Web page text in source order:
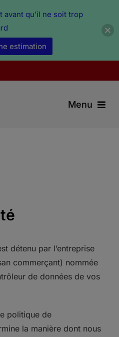
Menu
détenu par l’entreprise
commerçant) nommée
de données de vos
politique de
la manière dont nous
qu’il ne soit trop
estimation